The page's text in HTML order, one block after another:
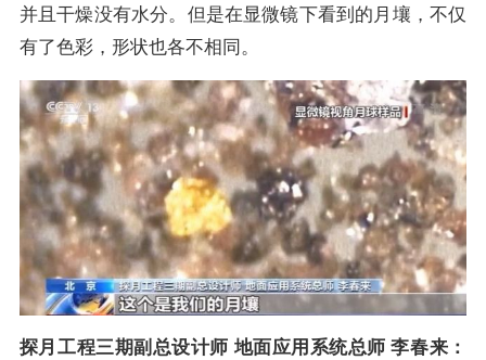
并且干燥没有水分。但是在显微镜下看到的月壤，不仅
有了色彩，形状也各不相同。
探月工程三期副总设计师 地面应用系统总师 李春来：